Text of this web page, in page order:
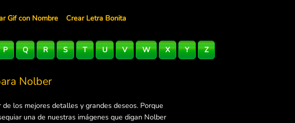
Gif con Nombre Crear Letra Bonita
P Q R S T U V W X Y Z
Nolber
los mejores detalles y grandes deseos. Porque
una de nuestras imágenes que digan Nolber